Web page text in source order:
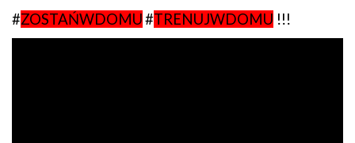
#ZOSTAŃWDOMU#TRENUJWDOMU !!!